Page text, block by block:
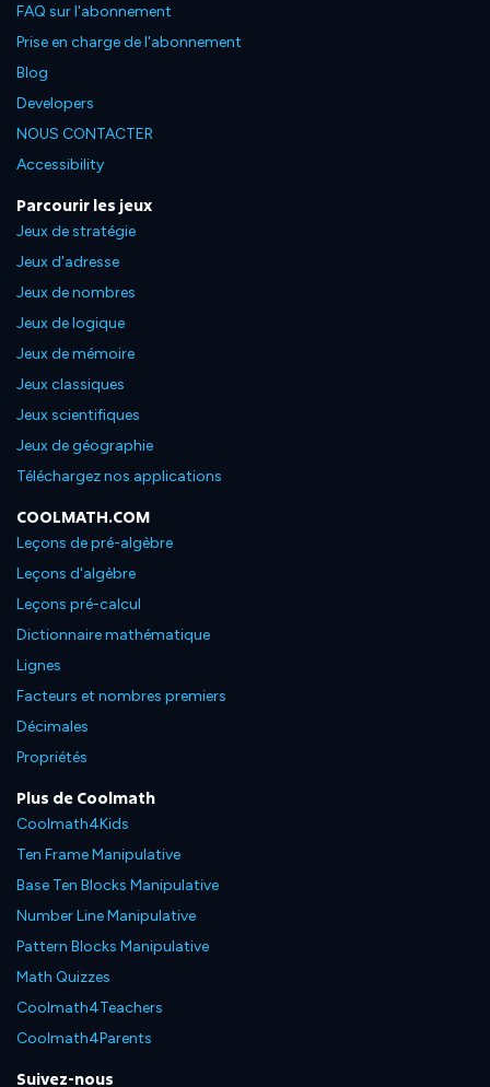
FAQ sur l'abonnement
Prise en charge de l'abonnement
Blog
Developers
NOUS CONTACTER
Accessibility
Parcourir les jeux
Jeux de stratégie
Jeux d'adresse
Jeux de nombres
Jeux de logique
Jeux de mémoire
Jeux classiques
Jeux scientifiques
Jeux de géographie
Téléchargez nos applications
COOLMATH.COM
Leçons de pré-algèbre
Leçons d'algèbre
Leçons pré-calcul
Dictionnaire mathématique
Lignes
Facteurs et nombres premiers
Décimales
Propriétés
Plus de Coolmath
Coolmath4Kids
Ten Frame Manipulative
Base Ten Blocks Manipulative
Number Line Manipulative
Pattern Blocks Manipulative
Math Quizzes
Coolmath4Teachers
Coolmath4Parents
Suivez-nous